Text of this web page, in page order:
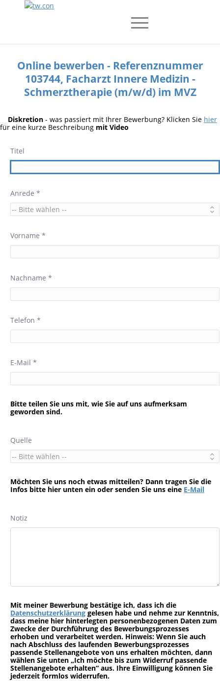
Online bewerben - Referenznummer
103744, Facharzt Innere Medizin -
Schmerztherapie (m/w/d) im MVZ
Diskretion - was passiert mit Ihrer Bewerbung? Klicken Sie hier
für eine kurze Beschreibung mit Video
Titel
Anrede *
Vorname *
Nachname *
Telefon *
E-Mail *
Bitte teilen Sie uns mit, wie Sie auf uns aufmerksam
geworden sind.
Quelle
Möchten Sie uns noch etwas mitteilen? Dann tragen Sie die
Infos bitte hier unten ein oder senden Sie uns eine E-Mail
Notiz
Mit meiner Bewerbung bestätige ich, dass ich die
Datenschutzerklärung gelesen habe und nehme zur Kenntnis,
dass meine hier hinterlegten personenbezogenen Daten zum
Zwecke der Durchführung des Bewerbungsprozesses
erhoben und verarbeitet werden. Hinweis: Wenn Sie auch
nach Abschluss des laufenden Bewerbungsprozesses
passende Stellenangebote von uns erhalten möchten, dann
wählen Sie unten „Ich möchte bis zum Widerruf passende
Stellenangebote erhalten“ aus. Ihre Einwilligung können Sie
jederzeit formlos widerrufen.